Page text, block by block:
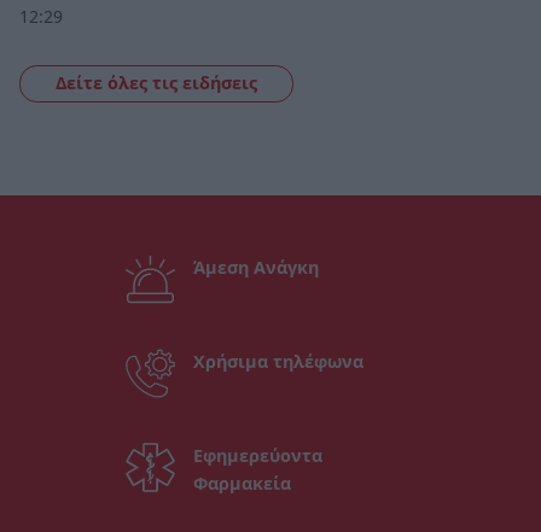
12:29
Δείτε όλες τις ειδήσεις
Άμεση Ανάγκη
Χρήσιμα τηλέφωνα
Εφημερεύοντα
Φαρμακεία